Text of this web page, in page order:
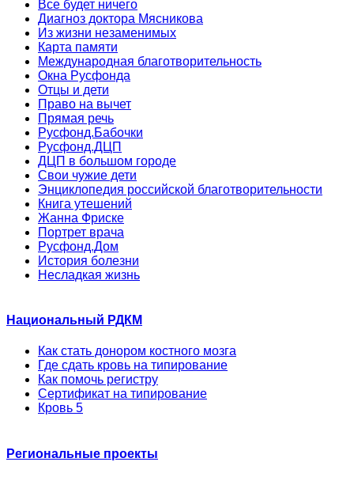
Все будет ничего
Диагноз доктора Мясникова
Из жизни незаменимых
Карта памяти
Международная благотворительность
Окна Русфонда
Отцы и дети
Право на вычет
Прямая речь
Русфонд.Бабочки
Русфонд.ДЦП
ДЦП в большом городе
Свои чужие дети
Энциклопедия российской благотворительности
Книга утешений
Жанна Фриске
Портрет врача
Русфонд.Дом
История болезни
Несладкая жизнь
Национальный РДКМ
Как стать донором костного мозга
Где сдать кровь на типирование
Как помочь регистру
Сертификат на типирование
Кровь 5
Региональные проекты